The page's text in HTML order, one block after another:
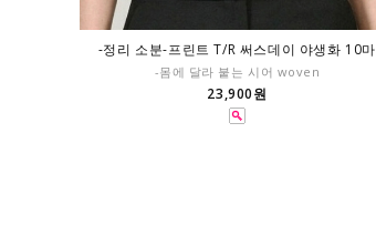
-정리 소분-프린트 T/R 써스데이 야생화 10마
-몸에 달라 붙는 시어 woven
23,900원